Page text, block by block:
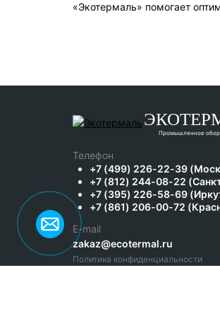
«Экотермаль» помогает
Промышленное
Телефон
+7 (499) 226-22-39
+7 (812) 244-08-22
+7 (395) 226-58-69
+7 (861) 206-00-72
E-mail
zakaz@ecotermal.ru
Политика конфиденциальности